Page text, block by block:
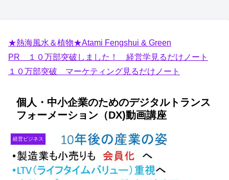
★熱海風水＆植物★Atami Fengshui & Green
PR １０万部突破しました！ 経営学見るだけノート
１０万部突破 マーケティング見るだけノート
個人・中小企業のためのデジタルトランス
フォーメーション（DX)動画講座
経営ビジネス